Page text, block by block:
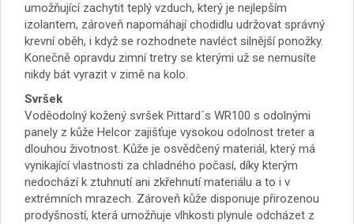
umožňující zachytit teplý vzduch, který je nejlepším
izolantem, zároveň napomáhají chodidlu udržovat správný
krevní oběh, i když se rozhodnete navléct silnější ponožky.
Konečně opravdu zimní tretry se kterými už se nemusíte
nikdy bát vyrazit v zimě na kolo.
Svršek
Voděodolný kožený svršek Pittard´s WR100 s odolnými
panely z kůže Helcor zajišťuje vysokou odolnost treter a
dlouhou životnost. Kůže je osvědčený materiál, který má
vynikající vlastnosti za chladného počasí, díky kterým
nedochází k ztuhnutí ani zkřehnutí materiálu a to i v
extrémních mrazech. Zároveň kůže disponuje přirozenou
prodyšností, která umožňuje vlhkosti plynule odcházet z